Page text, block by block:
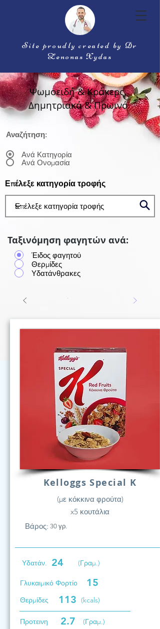
Site proudly created by Dr
Zenonas Xydas
Ψωμοειδή & Κράκερς,
Δημητριακά & Πρωινό
Αναζήτηση:
Ανά Κατηγορία
Ανά Ονομασία
Επέλεξε κατηγορία τροφής
Ταξινόμηση φαγητών ανά:
Έιδος φαγητού
Θερμίδες
Υδατάνθρακες
Kelloggs Special K
(με κόκκινα φρούτα)
x5 κουτάλια
Βάρος: 30 γρ.
Υδατάν. 24 (Γραμ.)
Γλυκαιμικό Φορτίο 15
Θερμίδες 113 (kcals)
Προτεινη 2.7
(Γραμ.)